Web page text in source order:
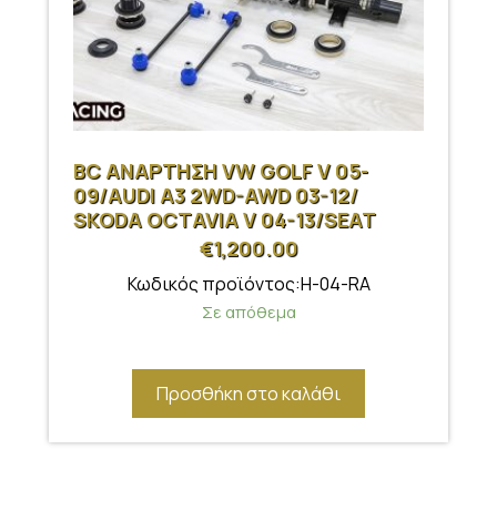
BC ΑΝΑΡΤΗΣΗ VW GOLF V 05-
09/AUDI A3 2WD-AWD 03-12/
SKODA OCTAVIA V 04-13/SEAT
€1,200.00
Κωδικός προϊόντος:H-04-RA
Σε απόθεμα
Προσθήκη στο καλάθι